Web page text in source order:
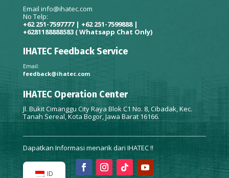
Email info@ihatec.com
No Telp:
+62 251-7597777 | +62 251-7599888 |
+6281188888583 ( Whatsapp Chat Only)
IHATEC Feedback Service
Email:
feedback@ihatec.com
IHATEC Operation Center
Jl. Bukit Cimanggu City Raya Blok C1 No. 8, Cibadak, Kec.
Tanah Sereal, Kota Bogor, Jawa Barat 16166.
Dapatkan Informasi menarik dari IHATEC !!
ID